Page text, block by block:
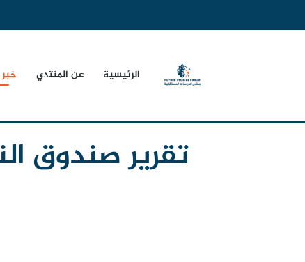
الرئيسية عن المنتدي
تقرير صندوق